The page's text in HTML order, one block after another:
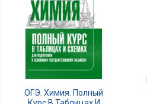
ОГЭ. Химия. Полный